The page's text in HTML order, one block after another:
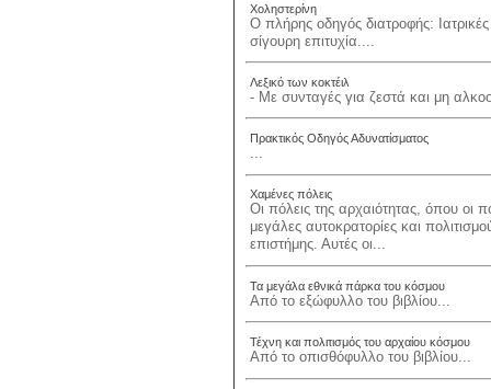
Χοληστερίνη
Ο πλήρης οδηγός διατροφής:
σίγουρη επιτυχία....
Λεξικό των κοκτέιλ
- Με συνταγές για ζεστά και μη
Πρακτικός Οδηγός Αδυνατίσματος
...
Χαμένες πόλεις
Οι πόλεις της αρχαιότητας, όπου οι
μεγάλες αυτοκρατορίες και
επιστήμης. Αυτές οι...
Τα μεγάλα εθνικά πάρκα του κόσμου
Από το εξώφυλλο του βιβλίου...
Τέχνη και πολιτισμός του αρχαίου κόσμου
Από το οπισθόφυλλο του βιβλίου...